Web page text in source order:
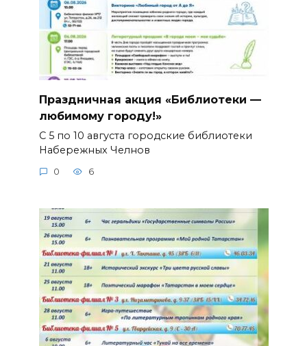
Праздничная акция «Библиотеки —
любимому городу!»
С 5 по 10 августа городские библиотеки
Набережных Челнов
0 6